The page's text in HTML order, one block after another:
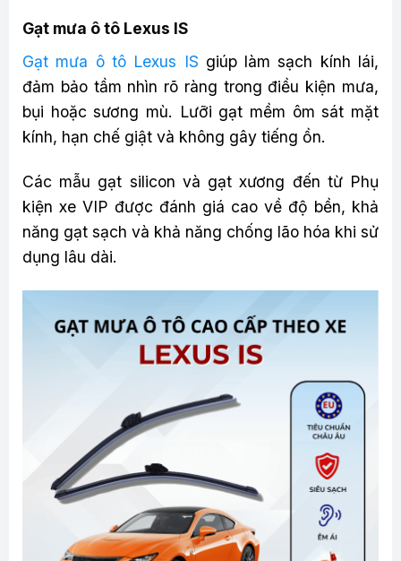
Gạt mưa ô tô Lexus IS
Gạt mưa ô tô Lexus IS giúp làm sạch kính lái,
đảm bảo tầm nhìn rõ ràng trong điều kiện mưa,
bụi hoặc sương mù. Lưỡi gạt mềm ôm sát mặt
kính, hạn chế giật và không gây tiếng ồn.
Các mẫu gạt silicon và gạt xương đến từ Phụ
kiện xe VIP được đánh giá cao về độ bền, khả
năng gạt sạch và khả năng chống lão hóa khi sử
dụng lâu dài.